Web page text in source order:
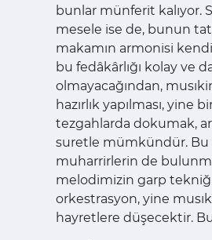
bunlar münferit kalıyor.
mesele ise de, bunun
makamın armonisi
bu fedâkârlığı kolay
olmayacağından,
hazırlık yapılması,
tezgahlarda dokumak,
suretle mümkündür. Bu
muharrirlerin de
melodimizin garp
orkestrasyon, yine
hayretlere düşecektir.